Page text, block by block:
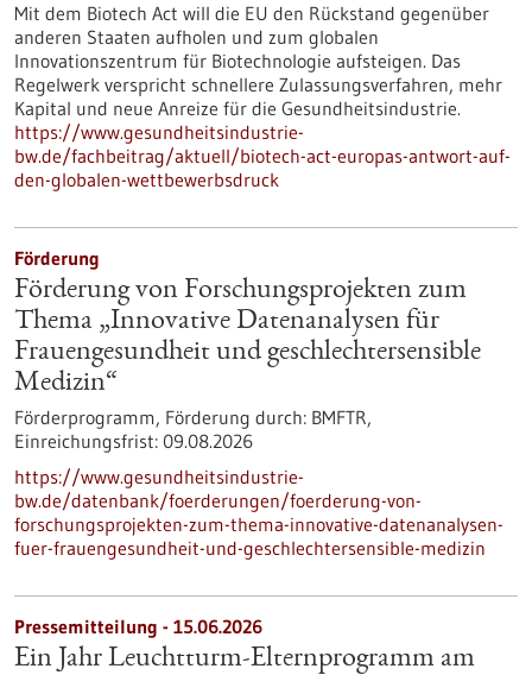
Mit dem Biotech Act will die EU den Rückstand gegenüber
anderen Staaten aufholen und zum globalen
Innovationszentrum für Biotechnologie aufsteigen. Das
Regelwerk verspricht schnellere Zulassungsverfahren, mehr
Kapital und neue Anreize für die Gesundheitsindustrie.
https://www.gesundheitsindustrie-
bw.de/fachbeitrag/aktuell/biotech-act-europas-antwort-auf-
den-globalen-wettbewerbsdruck
Förderung
Förderung von Forschungsprojekten zum
Thema „Innovative Datenanalysen für
Frauengesundheit und geschlechtersensible
Medizin“
Förderprogramm, Förderung durch: BMFTR,
Einreichungsfrist: 09.08.2026
https://www.gesundheitsindustrie-
bw.de/datenbank/foerderungen/foerderung-von-
forschungsprojekten-zum-thema-innovative-datenanalysen-
fuer-frauengesundheit-und-geschlechtersensible-medizin
Pressemitteilung - 15.06.2026
Ein Jahr Leuchtturm-​Elternprogramm am